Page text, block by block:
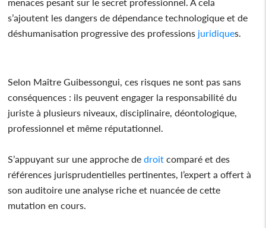
s’ajoutent les dangers de dépendance technologique et de
déshumanisation progressive des professions juridiques.
Selon Maître Guibessongui, ces risques ne sont pas sans
conséquences : ils peuvent engager la responsabilité du
juriste à plusieurs niveaux, disciplinaire, déontologique,
professionnel et même réputationnel.
S’appuyant sur une approche de droit comparé et des
références jurisprudentielles pertinentes, l’expert a offert à
son auditoire une analyse riche et nuancée de cette
mutation en cours.